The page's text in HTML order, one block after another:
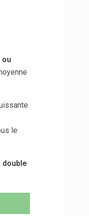
ou
le
double